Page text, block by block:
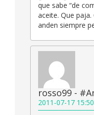
que sabe “de
aceite. Que
anden siempre
rosso99 -
2011-07-17